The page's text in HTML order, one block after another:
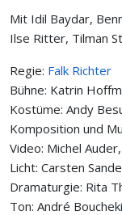
Mit Idil Baydar,
Ilse Ritter, Tilman
Regie: Falk Richter
Bühne: Katrin
Kostüme: Andy
Komposition und
Video: Michel
Licht: Carsten
Dramaturgie: Rita
Ton: André